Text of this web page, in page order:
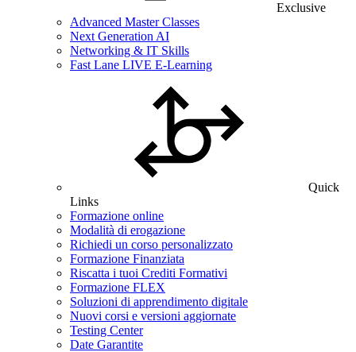
Exclusive
Advanced Master Classes
Next Generation AI
Networking & IT Skills
Fast Lane LIVE E-Learning
Quick
Links
Formazione online
Modalità di erogazione
Richiedi un corso personalizzato
Formazione Finanziata
Riscatta i tuoi Crediti Formativi
Formazione FLEX
Soluzioni di apprendimento digitale
Nuovi corsi e versioni aggiornate
Testing Center
Date Garantite